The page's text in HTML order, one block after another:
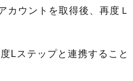
カウントを取得後、再度Ｌ
Lステップと連携すること